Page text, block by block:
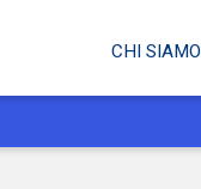
CHI SIAMO